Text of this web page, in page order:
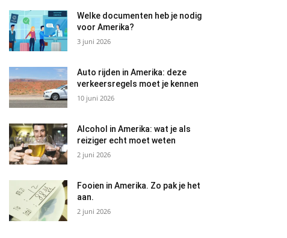
Welke documenten heb je nodig
voor Amerika?
3 juni 2026
Auto rijden in Amerika: deze
verkeersregels moet je kennen
10 juni 2026
Alcohol in Amerika: wat je als
reiziger echt moet weten
2 juni 2026
Fooien in Amerika. Zo pak je het
aan.
2 juni 2026